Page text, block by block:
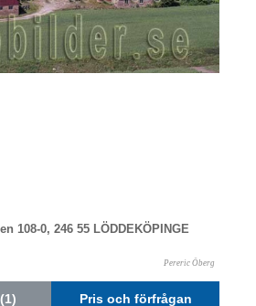
108-0, 246 55 LÖDDEKÖPINGE
Pereric Öberg
Pris och förfrågan